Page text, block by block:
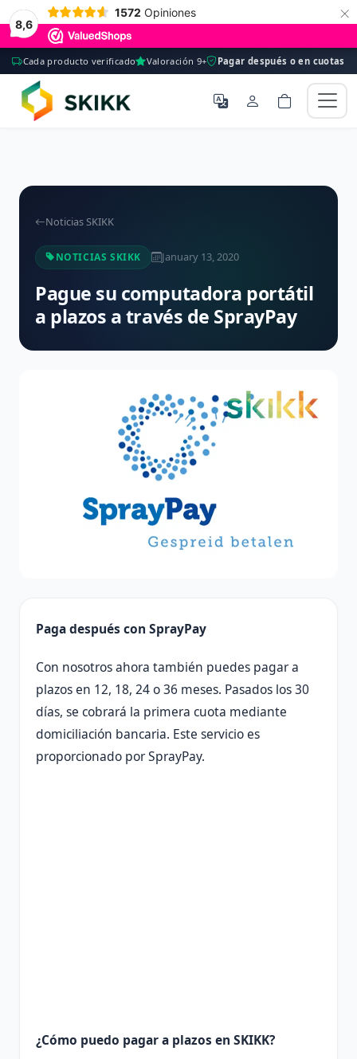
8,6
1572 Opiniones ×
Cada producto verificado Valoración 9+ Pagar después o en cuotas
Noticias SKIKK
NOTICIAS SKIKK January 13, 2020
Pague su computadora portátil
a plazos a través de SprayPay
Paga después con SprayPay
Con nosotros ahora también puedes pagar a
plazos en 12, 18, 24 o 36 meses. Pasados ​​los 30
días, se cobrará la primera cuota mediante
domiciliación bancaria. Este servicio es
proporcionado por SprayPay.
¿Cómo puedo pagar a plazos en SKIKK?